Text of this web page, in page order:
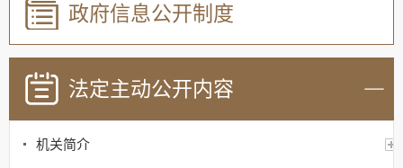
政府信息公开制度
法定主动公开内容
机关简介